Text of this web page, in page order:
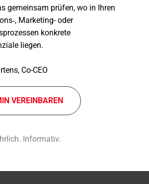
gemein­sam prüfen, wo in Ihren
Marketing- oder
konkrete
liegen.
Co-CEO
VEREIN­BA­REN
Informativ.